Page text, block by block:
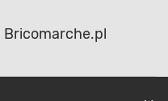
Bricomarche.pl